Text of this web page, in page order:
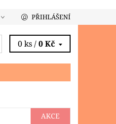
PŘIHLÁŠENÍ
0 ks /0 Kč
AKCE